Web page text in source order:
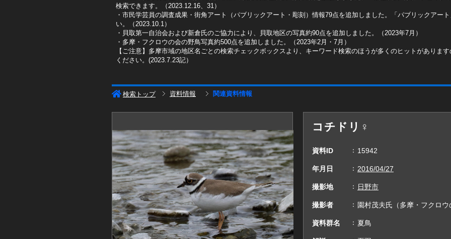
検索できます。（2023.12.16、31）
・市民学芸員の調査成果・街角アート（パブリックアート・彫刻）情報79点を追加しました。「パブリックアー
い。（2023.10.1）
・貝取第一自治会および新倉氏のご協力により、貝取地区の写真約90点を追加しました。（2023年7月）
・多摩・フクロウの会の野鳥写真約500点を追加しました。（2023年2月・7月）
【ご注意】多摩市域の地区名ごとの検索チェックボックスより、キーワード検索のほうが多くのヒットがありま
ください。(2023.7.23記）
検索トップ 資料情報 関連資料情報
コチドリ♀
資料ID 15942
年月日 2016/04/27
撮影地 日野市
撮影者 園村茂夫氏（多摩・フクロウ
資料群名 夏鳥